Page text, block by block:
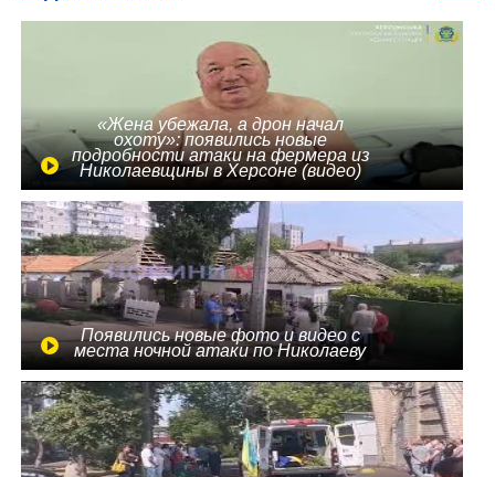
«Жена убежала, а дрон начал
охоту»: появились новые
подробности атаки на фермера из
Николаевщины в Херсоне (видео)
Появились новые фото и видео с
места ночной атаки по Николаеву